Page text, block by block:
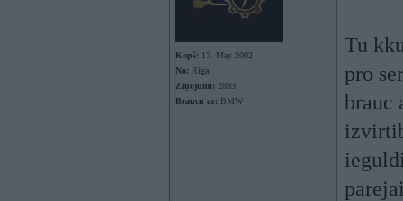
Kopš: 17. May 2002
No: Rīga
Ziņojumi: 2893
Braucu ar: BMW
Tu
pro
brauc